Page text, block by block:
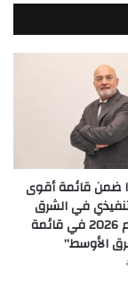
ضمن قائمة أقوى
تنفيذي في الشرق
الأوسط لعام 2026 في قائمة
الأوسط”